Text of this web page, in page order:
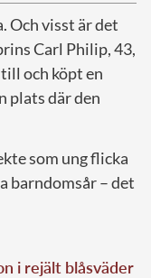
Och visst är det
Carl Philip, 43,
och köpt en
plats där den
som ung flicka
barndomsår – det
i rejält blåsväder